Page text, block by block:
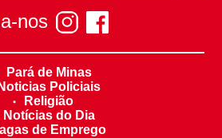
nos
Pará de Minas
Noticias Policiais
Religião
Notícias do Dia
de Emprego